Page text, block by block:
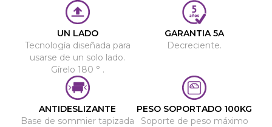
UN LADO
Tecnología diseñada para
usarse de un solo lado.
Gírelo 180 ° .
GARANTIA 5A
Decreciente.
ANTIDESLIZANTE
Base de sommier tapizada
PESO SOPORTADO 100KG
Soporte de peso máximo